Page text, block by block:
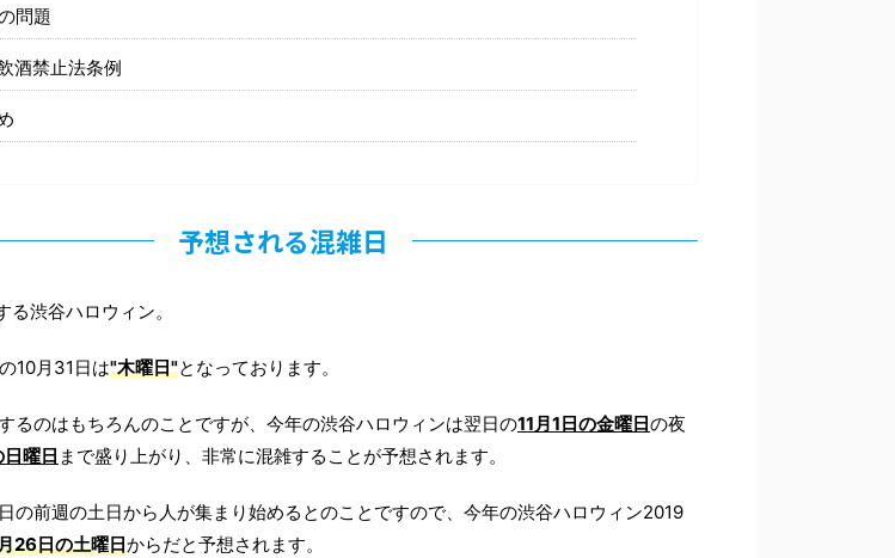
問題
酒禁止法条例
予想される混雑日
渋谷ハロウィン。
10月31日は"木曜日"となっております。
るのはもちろんのことですが、今年の渋谷ハロウィンは翌日の11月1日の金曜日の夜
曜日 まで盛り上がり、非常に混雑することが予想されます。
の前週の土日から人が集まり始めるとのことですので、今年の渋谷ハロウィン2019
26日の土曜日からだと予想されます。